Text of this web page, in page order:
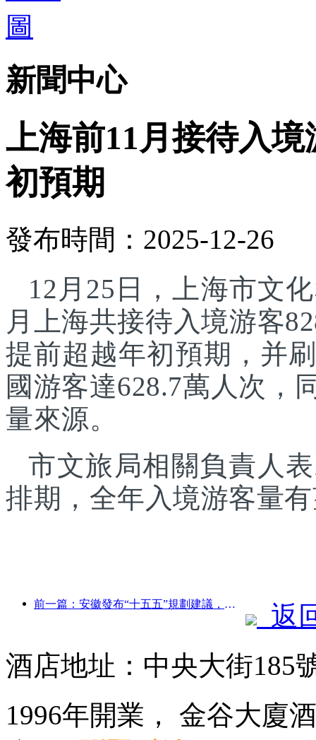
新聞中心
上海前11月接待入
初預期
發布時間：2025-12-26
12月25日，上海市文
月上海共接待入境游客
提前超越年初預期，并
國游客達628.7萬人次，
量來源。
市文旅局相關負責人
排期，全年入境游客量
前一篇：安徽發布“十五五”規劃建議，把文化旅游業打造成為支柱產業
返
酒店地址：中央大街185
1996年開業， 金谷大廈